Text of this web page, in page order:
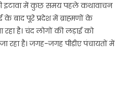
इटावा में कुछ समय पहले कथावाचन
बाद पूरे प्रदेश में ब्राह्मणों के
है। चंद लोगों की लड़ाई को
रहा है। जगह-जगह पीडीए पंचायतों में